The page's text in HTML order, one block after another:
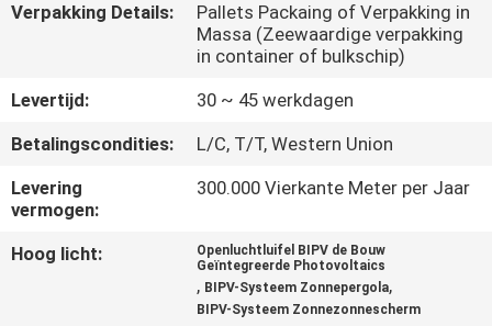
CONTACTEER
ONS
GEVALLEN
Verpakking Details:
Pallets Packaing of Verpakking in
Massa (Zeewaardige verpakking
in container of bulkschip)
Levertijd:
30 ~ 45 werkdagen
Betalingscondities:
L/C, T/T, Western Union
Levering
vermogen:
300.000 Vierkante Meter per Jaar
Hoog licht:
Openluchtluifel BIPV de Bouw
Geïntegreerde Photovoltaics
, BIPV-Systeem Zonnepergola,
BIPV-Systeem Zonnezonnescherm